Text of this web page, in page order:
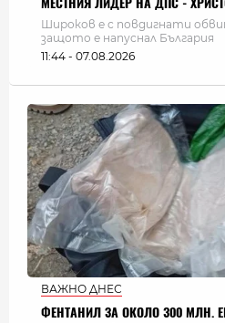
Широков е с повдигнати
защото е напуснал България
11:44 - 07.08.2026
ВАЖНО ДНЕС
ФЕНТАНИЛ ЗА ОКОЛО 300 МЛН.